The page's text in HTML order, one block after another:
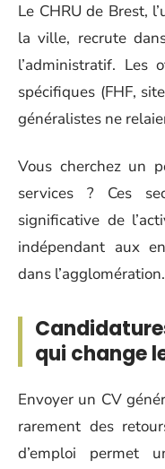
Le CHRU de Brest,
la ville, recrute
l’administratif. Les
spécifiques (FHF,
généralistes ne
Vous cherchez un
services ? Ces
significative de
indépendant aux
dans l’agglomération.
qui change
Envoyer un CV
rarement des
d’emploi permet